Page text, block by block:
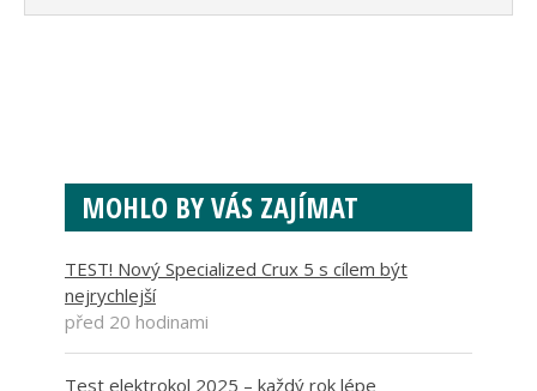
MOHLO BY VÁS ZAJÍMAT
TEST! Nový Specialized Crux 5 s cílem být
nejrychlejší
před 20 hodinami
Test elektrokol 2025 – každý rok lépe